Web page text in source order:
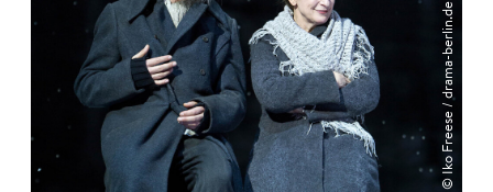
© Iko Freese / drama-berlin.de